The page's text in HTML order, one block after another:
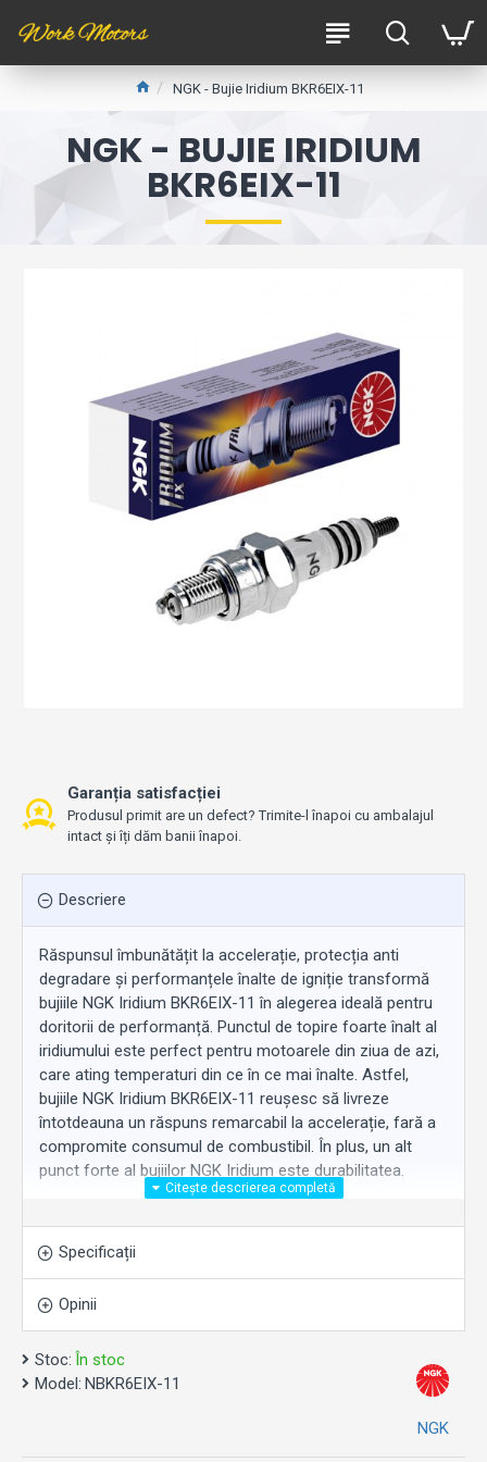
NGK - Bujie Iridium BKR6EIX-11
NGK - BUJIE IRIDIUM
BKR6EIX-11
Garanția satisfacției
Produsul primit are un defect? Trimite-l înapoi cu ambalajul
intact și îți dăm banii înapoi.
Descriere
Răspunsul îmbunătățit la accelerație, protecția anti
degradare și performanțele înalte de igniție transformă
bujiile NGK Iridium BKR6EIX-11 în alegerea ideală pentru
doritorii de performanță. Punctul de topire foarte înalt al
iridiumului este perfect pentru motoarele din ziua de azi,
care ating temperaturi din ce în ce mai înalte. Astfel,
bujiile NGK Iridium BKR6EIX-11 reușesc să livreze
întotdeauna un răspuns remarcabil la accelerație, fară a
compromite consumul de combustibil. În plus, un alt
punct forte al bujiilor NGK Iridium este durabilitatea.
într-o enumerație de avantaje, acestea ar fi:
Vârful din iridium, ce asigură durabilitatea bujiei și o
superioară împotriva coroziunii;
Răspunsul remarcabil la accelerație;
Specificații
Opinii
Stoc: În stoc
Model: NBKR6EIX-11
NGK